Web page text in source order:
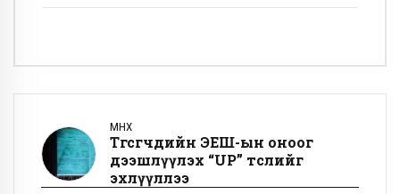
ӨМНӨХ
Төгсөгчдийн ЭЕШ-ын оноог
дээшлүүлэх “UP” төслийг
эхлүүллээ